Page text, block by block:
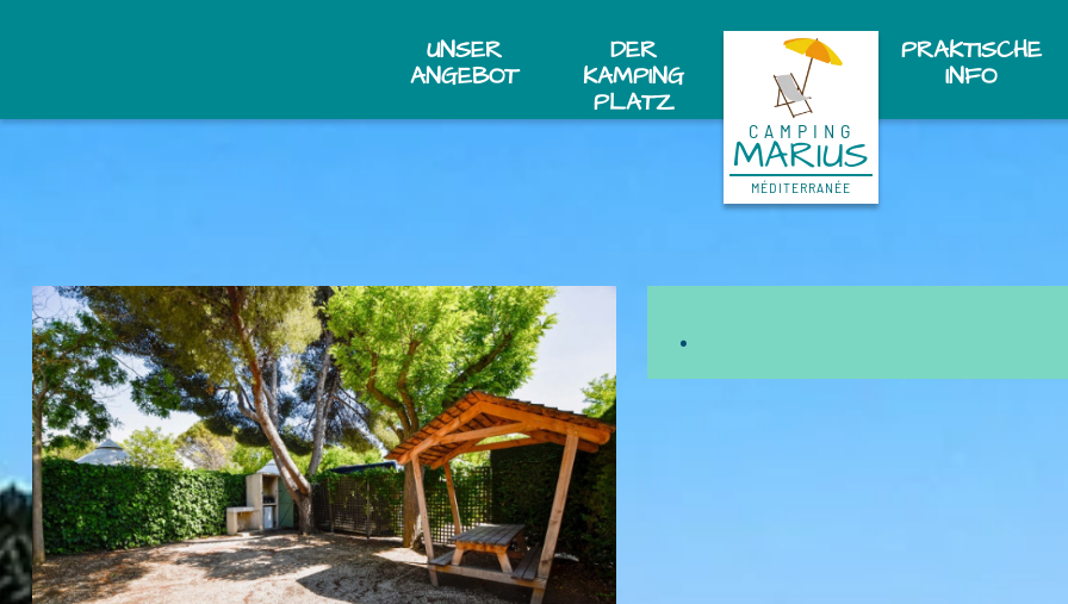
UNSER
ANGEBOT
DER
KAMPING
PLATZ
PRAKTISCHE
INFO
CAMPING
MARIUS
MÉDITERRANÉE
.